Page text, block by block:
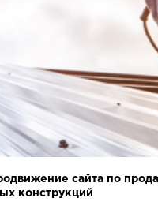
сайта по
конструкций